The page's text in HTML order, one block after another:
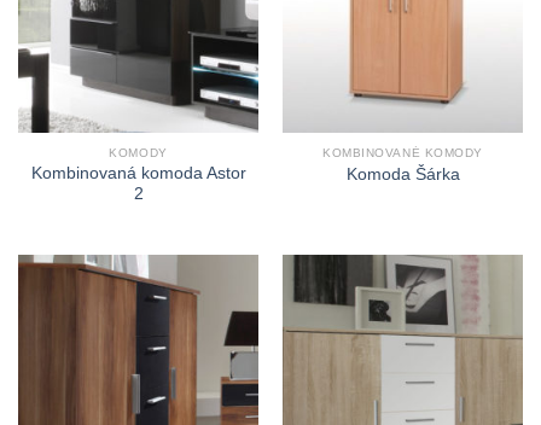
KOMODY
Kombinovaná komoda Astor
2
KOMBINOVANÉ KOMODY
Komoda Šárka